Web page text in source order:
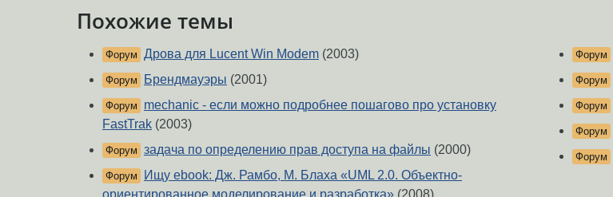
Похожие темы
Форум Дрова для Lucent Win Modem (2003)
Форум Брендмауэры (2001)
Форум
mechanic - если можно подробнее пошагово про установку
FastTrak (2003)
Форум задача по определению прав доступа на файлы (2000)
Форум
Ищу ebook: Дж. Рамбо, М. Блаха «UML 2.0. Объектно-
Форум
Форум
Форум
Форум
Форум